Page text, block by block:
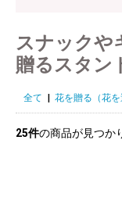
スナックや
贈るスタン
全て 花を贈る（花
25件の商品が見つか